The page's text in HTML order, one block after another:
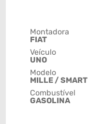
Montadora
FIAT
Veículo
UNO
Modelo
MILLE / SMART
Combustível
GASOLINA